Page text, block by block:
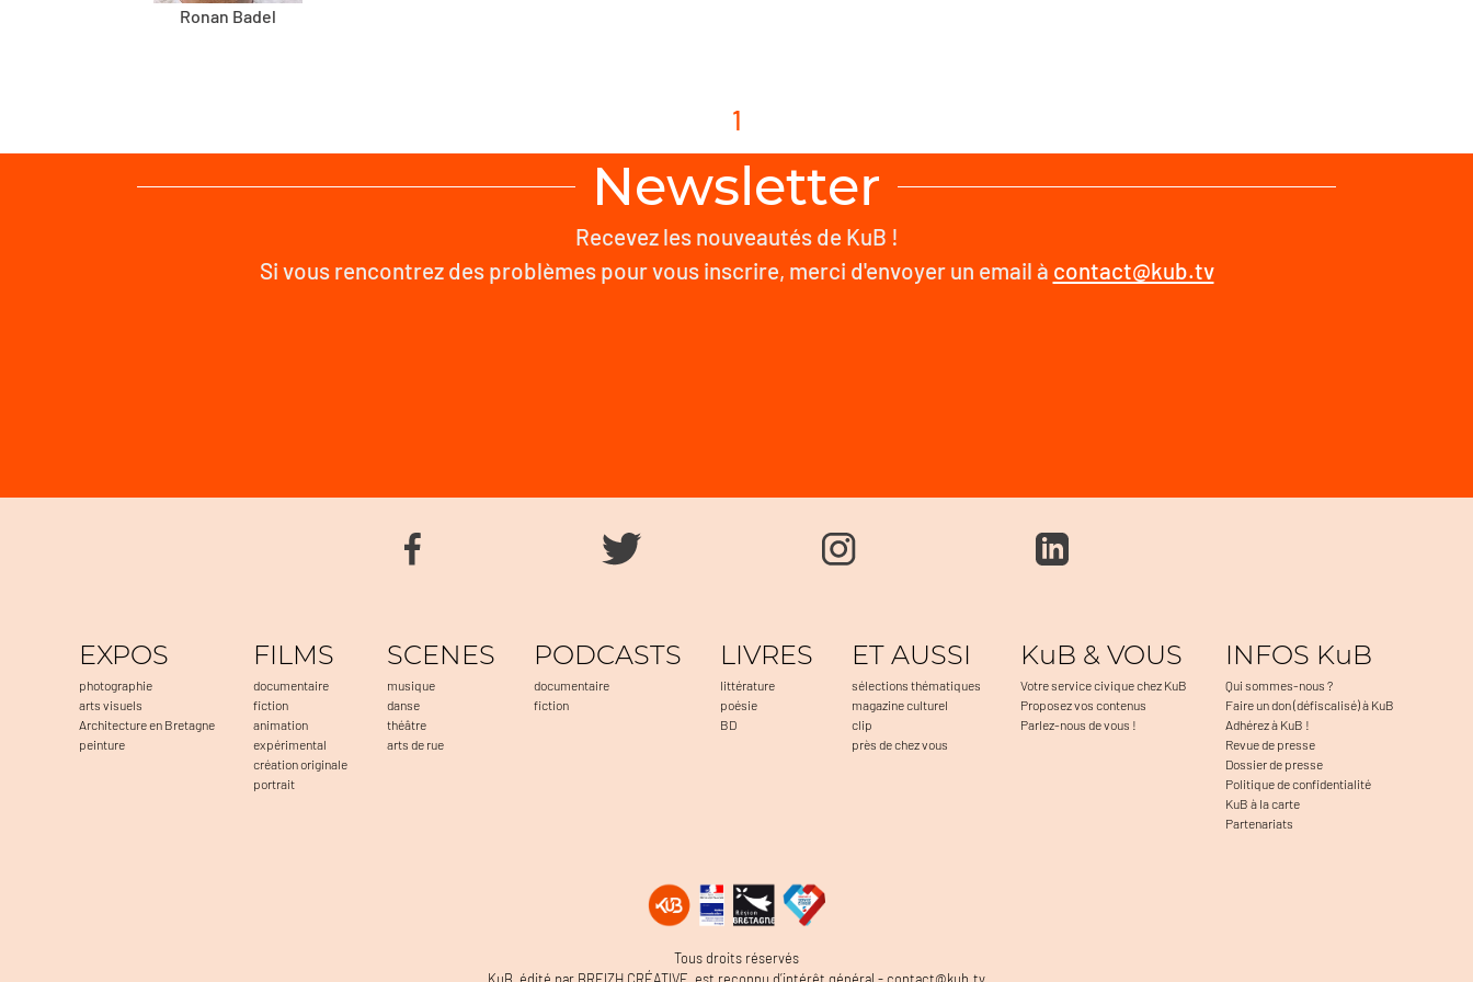
Ronan Badel
1
Newsletter
Recevez les nouveautés de KuB !
Si vous rencontrez des problèmes pour vous inscrire, merci d'envoyer un email à contact@kub.tv
EXPOS
photographie
arts visuels
Architecture en Bretagne
peinture
FILMS
documentaire
fiction
animation
expérimental
création originale
portrait
SCENES
musique
danse
théâtre
arts de rue
PODCASTS
documentaire
fiction
LIVRES
littérature
poésie
BD
ET AUSSI
sélections thématiques
magazine culturel
clip
près de chez vous
KuB & VOUS
Votre service civique chez KuB
Proposez vos contenus
Parlez-nous de vous !
INFOS KuB
Qui sommes-nous ?
Faire un don (défiscalisé) à KuB
Adhérez à KuB !
Revue de presse
Dossier de presse
Politique de confidentialité
KuB à la carte
Partenariats
Tous droits réservés
Plateforme de Gestion du Consentement : Personnalisez vos Options